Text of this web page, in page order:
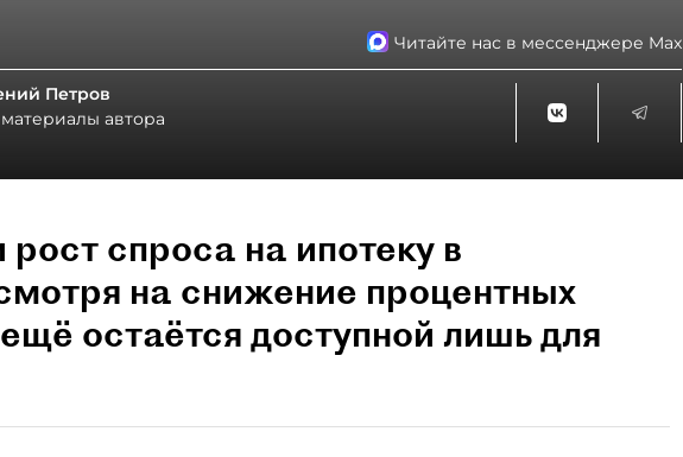
Читайте нас в мессенджере Max
Петров
автора
спроса на ипотеку в
на снижение процентных
остаётся доступной лишь для